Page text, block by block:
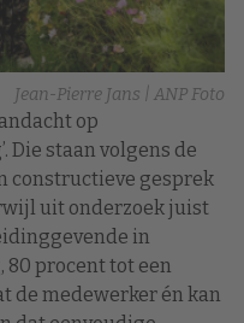
Jean-Pierre Jans | ANP Foto
op
Die staan volgens de
constructieve gesprek
uit onderzoek juist
in
80 procent tot een
de medewerker én kan